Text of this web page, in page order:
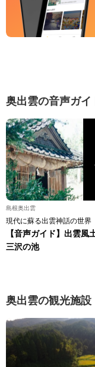
奥出雲の音声ガイ
島根奥出雲
現代に蘇る出雲神話の世界
【音声ガイド】出雲風
三沢の池
奥出雲の観光施設